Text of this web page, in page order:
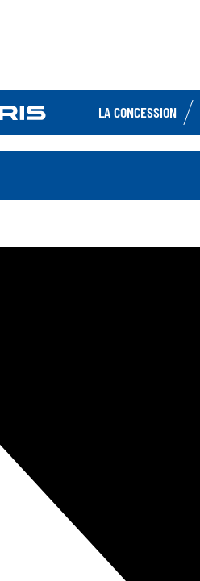
LA CONCESSION